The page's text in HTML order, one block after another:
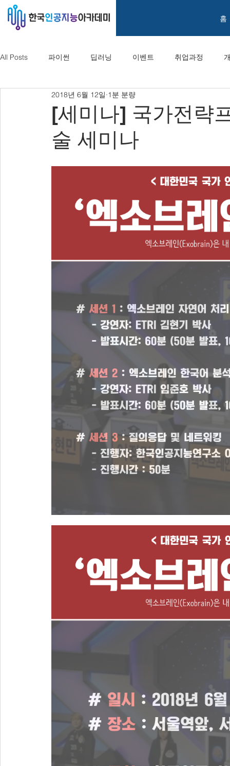
홈
All Posts 파이썬 딥러닝 이벤트 취업과정
[세미나] 국가전략
술 세미나
2018년 6월 12일 1분 분량